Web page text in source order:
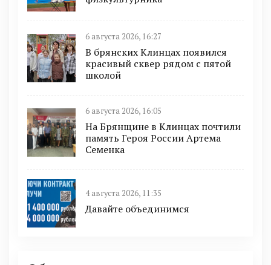
6 августа 2026, 16:27
В брянских Клинцах появился
красивый сквер рядом с пятой
школой
6 августа 2026, 16:05
На Брянщине в Клинцах почтили
память Героя России Артема
Семенка
4 августа 2026, 11:35
Давайте объединимся